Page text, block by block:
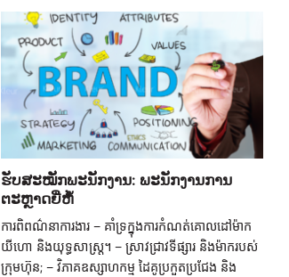
ຮັບສະໝັກພະນັກງານ: ພະນັກງານການ
ຕະຫຼາດຍີ່ຫໍ້
ការពិពណ៌នាការងារ – គាំទ្រក្នុងការកំណត់គោលដៅម៉ាក
យីហោ និងយុទ្ធសាស្ត្រ។ – ស្រាវជ្រាវទីផ្សារ និងម៉ាករបស់
ក្រុមហ៊ុន; – វិភាគឧស្សាហកម្ម ដៃគូប្រកួតប្រជែង និង